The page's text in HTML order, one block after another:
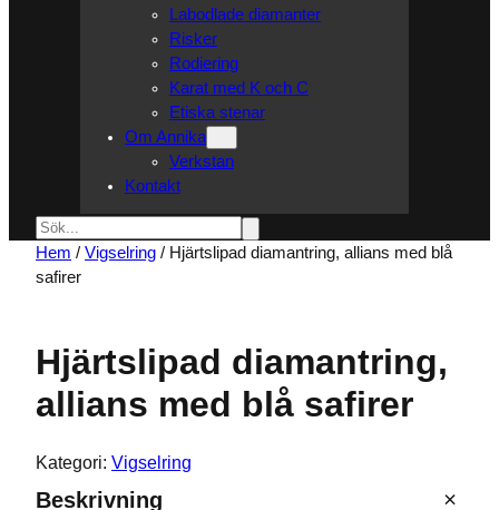
Labodlade diamanter
Risker
Rodiering
Karat med K och C
Etiska stenar
Om Annika
Verkstan
Kontakt
Sök
Hem / Vigselring / Hjärtslipad diamantring, allians med blå
safirer
Hjärtslipad diamantring,
allians med blå safirer
Kategori: Vigselring
Beskrivning